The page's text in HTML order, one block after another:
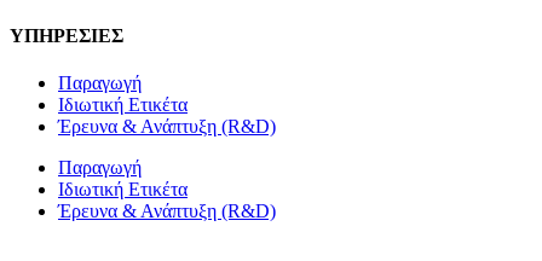
ΥΠΗΡΕΣΙΕΣ
Παραγωγή
Ιδιωτική Ετικέτα
Έρευνα & Ανάπτυξη (R&D)
Παραγωγή
Ιδιωτική Ετικέτα
Έρευνα & Ανάπτυξη (R&D)